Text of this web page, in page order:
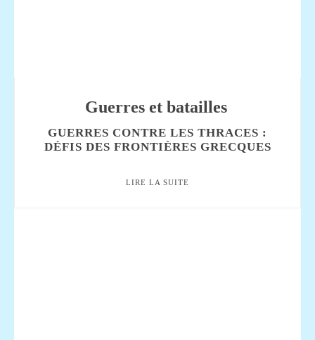
Guerres et batailles
GUERRES CONTRE LES THRACES :
DÉFIS DES FRONTIÈRES GRECQUES
LIRE LA SUITE